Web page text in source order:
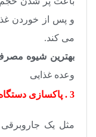
و پس از خوردن
می کند.
بهترین شیوه
وعده غذایی
3 . پاکسازی دستگاه گوارش
مثل یک جاروبرقی